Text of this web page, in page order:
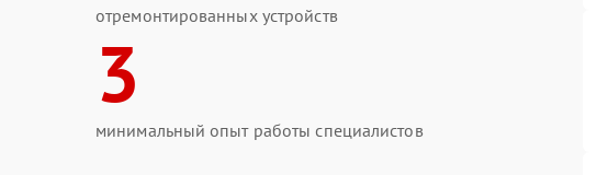
отремонтированных устройств
3
минимальный опыт работы специалистов